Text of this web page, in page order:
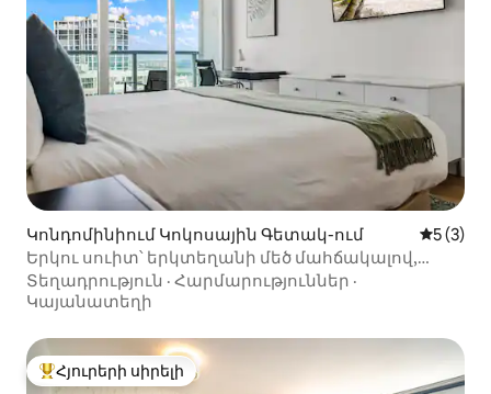
Կոնդոմինիում Կոկոսային Գետակ-ում Միջին
5 (3)
Երկու սուիտ՝ երկտեղանի մեծ մահճակալով,
ծովածոցի տեսարաններով, Կոկոնատ Գրովիի
սրտում
Տեղադրություն · Հարմարություններ ·
Կայանատեղի
Հյուրերի սիրելի լավագույն տները
Հյուրերի սիրելի